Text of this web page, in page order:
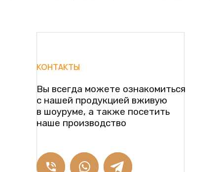
КОНТАКТЫ
Вы всегда можете ознакомиться
с нашей продукцией вживую
в шоуруме, а также посетить
наше производство